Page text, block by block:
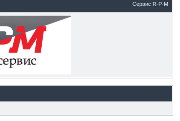
Сервис R-P-M